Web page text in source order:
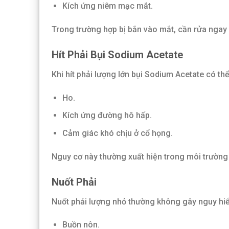
Kích ứng niêm mạc mắt.
Trong trường hợp bị bắn vào mắt, cần rửa
Hít Phải Bụi Sodium Acetate
Khi hít phải lượng lớn bụi Sodium Acetate có
Ho.
Kích ứng đường hô hấp.
Cảm giác khó chịu ở cổ họng.
Nguy cơ này thường xuất hiện trong môi
Nuốt Phải
Nuốt phải lượng nhỏ thường không gây nguy
Buồn nôn.